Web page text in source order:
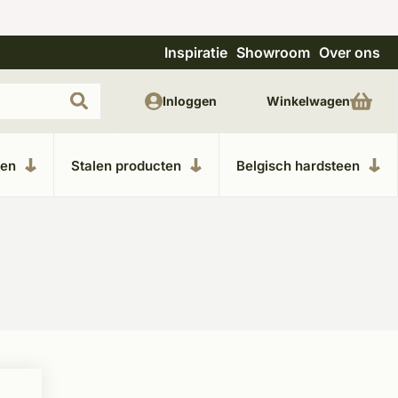
Unieke materialen in kempische bouwstijl
Inspiratie Showroom Over ons
Stalen producten Belgisch hardsteen
Inloggen Winkelwagen